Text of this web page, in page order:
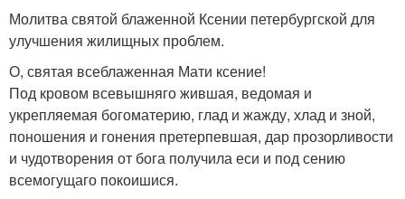
Молитва святой блаженной Ксении петербургской для
улучшения жилищных проблем.
О, святая всеблаженная Мати ксение!
Под кровом всевышняго жившая, ведомая и
укрепляемая богоматерию, глад и жажду, хлад и зной,
поношения и гонения претерпевшая, дар прозорливости
и чудотворения от бога получила еси и под сению
всемогущаго покоишися.